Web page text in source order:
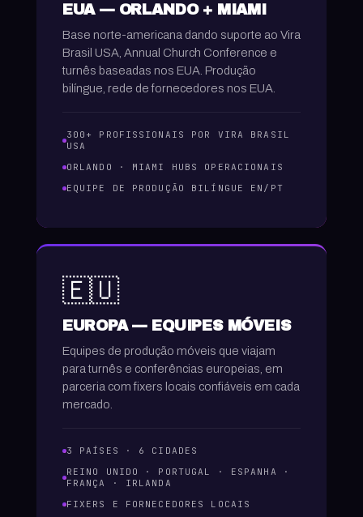
EUA — ORLANDO + MIAMI
Base norte-americana dando suporte ao Vira
Brasil USA, Annual Church Conference e
turnês baseadas nos EUA. Produção
bilíngue, rede de fornecedores nos EUA.
300+ PROFISSIONAIS POR VIRA BRASIL
USA
ORLANDO · MIAMI HUBS OPERACIONAIS
EQUIPE DE PRODUÇÃO BILÍNGUE EN/PT
🇪🇺
EUROPA — EQUIPES MÓVEIS
Equipes de produção móveis que viajam
para turnês e conferências europeias, em
parceria com fixers locais confiáveis em cada
mercado.
3 PAÍSES · 6 CIDADES
REINO UNIDO · PORTUGAL · ESPANHA ·
FRANÇA · IRLANDA
FIXERS E FORNECEDORES LOCAIS